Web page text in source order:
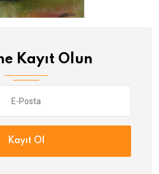
Kayıt Olun
Kayıt Ol